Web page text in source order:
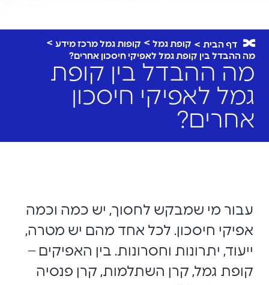
דף הבית קופת גמל
קופות גמל מרכז מידע
מה ההבדל בין קופת גמל לאפיקי חיסכון אחרים?
מה ההבדל בין קופת
גמל לאפיקי חיסכון
אחרים?
עבור מי שמבקש לחסוך, יש כמה וכמה
אפיקי חיסכון. לכל אחד מהם יש מטרה,
ייעוד, יתרונות וחסרונות. בין האפיקים –
קופת גמל, קרן השתלמות, קרן פנסיה